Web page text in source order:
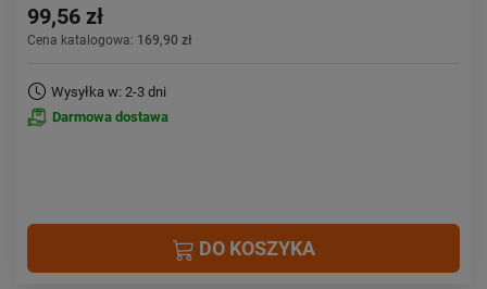
99,56 zł
Cena katalogowa: 169,90 zł
Wysyłka w: 2-3 dni
Darmowa dostawa
DO KOSZYKA